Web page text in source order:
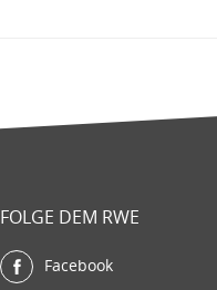
FOLGE DEM RWE
Facebook